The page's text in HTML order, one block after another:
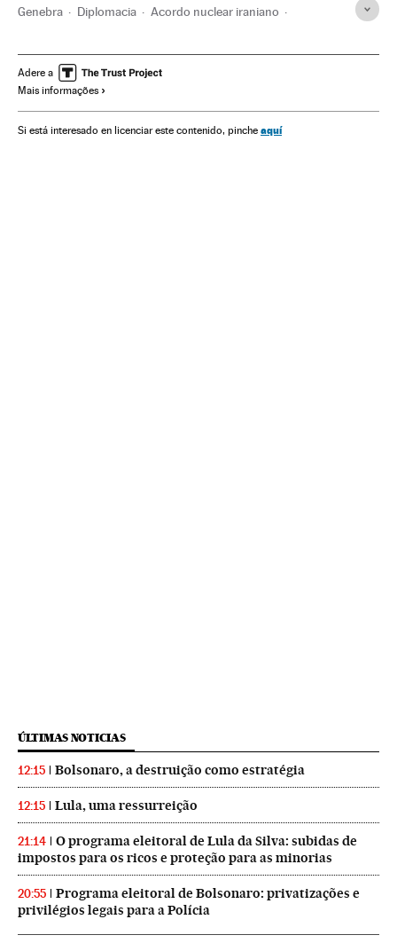
Genebra Diplomacia Acordo nuclear iraniano
Segurança nuclear Tratados desarmamento
Armas nucleares
Estados Unidos Relações internacionais
Adere a
Mais informações
Si está interesado en licenciar este contenido, pinche aquí
ÚLTIMAS NOTICIAS
12:15 Bolsonaro, a destruição como estratégia
12:15 Lula, uma ressurreição
21:14
O programa eleitoral de Lula da Silva: subidas de
impostos para os ricos e proteção para as minorias
20:55
Programa eleitoral de Bolsonaro: privatizações e
privilégios legais para a Polícia